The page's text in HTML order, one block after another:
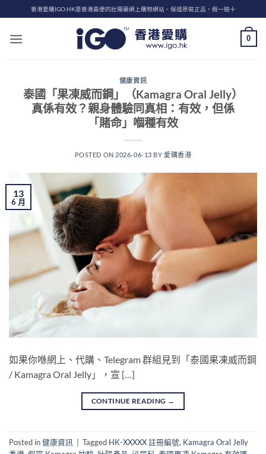
to
content
香港愛購IGO.HK是香港最便的壯陽藥網上購物網站、保證原裝正品，假一賠十
0
健康資訊
泰國「果凍威而鋼」（Kamagra Oral Jelly）
真係有效？親身體驗同真相：有效，但係
「賭命」嗰種有效
POSTED ON 2026-06-13 BY愛購香港
13
6 月
如果你喺網上、代購、Telegram 群組見到「泰國果凍威而鋼
/ Kamagra Oral Jelly」，宣 […]
CONTINUE READING →
Posted in健康資訊 Tagged HK-XXXXX 註冊編號, Kamagra Oral Jelly